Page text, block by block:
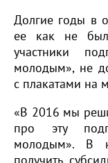
Долгие годы в
ее как не
участники
молодым», не
с плакатами на
«В 2016 мы
про эту
молодым». В